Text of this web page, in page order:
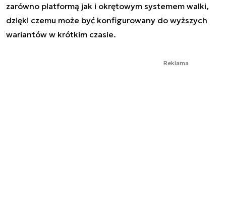
zarówno platformą jak i okrętowym systemem walki,
dzięki czemu może być konfigurowany do wyższych
wariantów w krótkim czasie.
Reklama